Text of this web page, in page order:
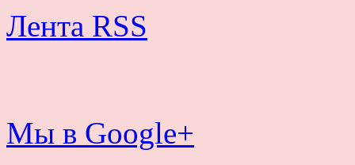
Лента RSS
Мы в Google+